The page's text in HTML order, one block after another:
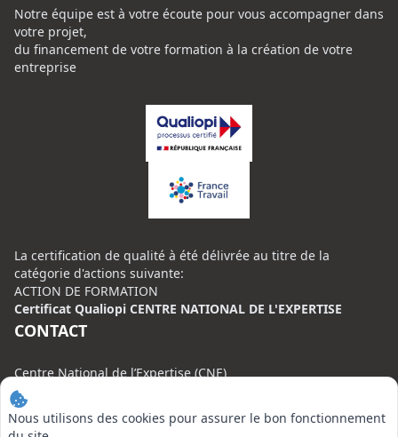
Nous utilisons des cookies pour assurer le bon fonctionnement
Notre équipe est à votre écoute pour vous accompagner dans
votre projet,
du financement de votre formation à la création de votre
entreprise
La certification de qualité à été délivrée au titre de la
catégorie d'actions suivante:
ACTION DE FORMATION
Certificat Qualiopi CENTRE NATIONAL DE L'EXPERTISE
CONTACT
Centre National de l’Expertise (CNE)
20 rue Henri Regnault, 75008 Paris
N°VERT : 0800 00 80 89